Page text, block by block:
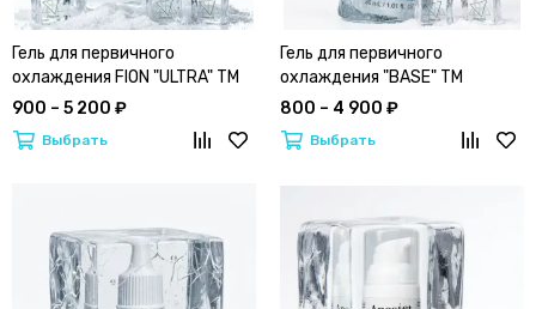
Гель для первичного
охлаждения FION "ULTRA" ТМ
Anestet | Анестет "первичка"
900 – 5 200 ₽
Выбрать
Гель для первичного
охлаждения "BASE" ТМ
Anestet | Анестет "первичка"
800 – 4 900 ₽
Выбрать